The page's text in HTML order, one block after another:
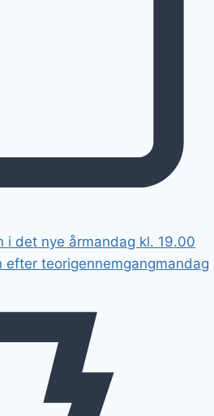
i det nye årmandag kl. 19.00
efter teorigennemgangmandag